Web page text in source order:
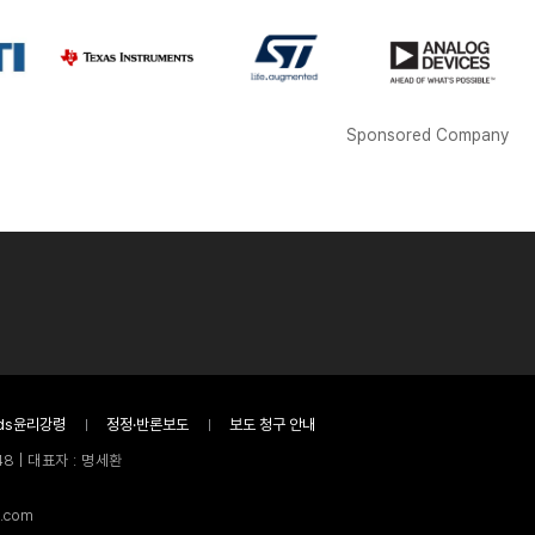
Sponsored Company
윤리강령 정정·반론보도
보도 청구 안내
| 대표자 : 명세환